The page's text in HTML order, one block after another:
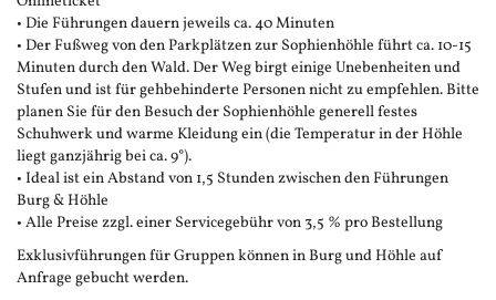
• Die Führungen dauern jeweils ca. 40 Minuten
• Der Fußweg von den Parkplätzen zur Sophienhöhle führt ca. 10-15
Minuten durch den Wald. Der Weg birgt einige Unebenheiten und
Stufen und ist für gehbehinderte Personen nicht zu empfehlen. Bitte
planen Sie für den Besuch der Sophienhöhle generell festes
Schuhwerk und warme Kleidung ein (die Temperatur in der Höhle
liegt ganzjährig bei ca. 9°).
• Ideal ist ein Abstand von 1,5 Stunden zwischen den Führungen
Burg & Höhle
• Alle Preise zzgl. einer Servicegebühr von 3,5 % pro Bestellung
Exklusivführungen für Gruppen können in Burg und Höhle auf
Anfrage gebucht werden.